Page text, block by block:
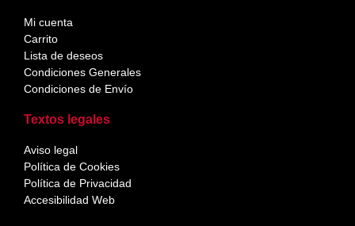
Mi cuenta
Carrito
Lista de deseos
Condiciones Generales
Condiciones de Envío
Textos legales
Aviso legal
Política de Cookies
Política de Privacidad
Accesibilidad Web